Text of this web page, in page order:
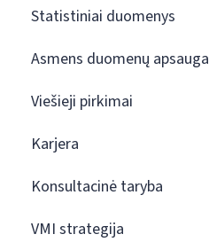
Statistiniai duomenys
Asmens duomenų apsauga
Viešieji pirkimai
Karjera
Konsultacinė taryba
VMI strategija